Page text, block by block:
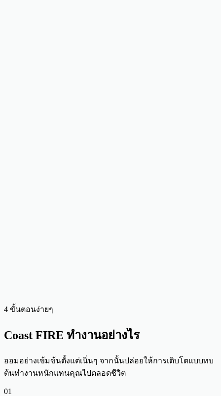
4 ขั้นตอนง่ายๆ
Coast FIRE ทำงานอย่างไร
ออมอย่างเข้มข้นตั้งแต่เนิ่นๆ จากนั้นปล่อยให้การเติบโตแบบทบ
ต้นทำงานหนักแทนคุณไปตลอดชีวิต
01